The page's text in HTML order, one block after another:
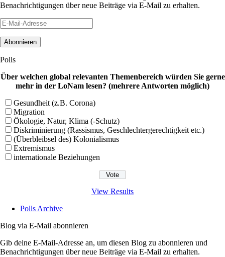
Benachrichtigungen über neue Beiträge via E-Mail zu erhalten.
E-
Adresse
Polls
Über welchen global relevanten Themenbereich würden Sie gerne
mehr in der LoNam lesen? (mehrere Antworten möglich)
Gesundheit (z.B. Corona)
Migration
Ökologie, Natur, Klima (-Schutz)
Diskriminierung (Rassismus, Geschlechtergerechtigkeit etc.)
(Überbleibsel des) Kolonialismus
Extremismus
internationale Beziehungen
View Results
Polls Archive
Blog via E-Mail abonnieren
Gib deine E-Mail-Adresse an, um diesen Blog zu abonnieren und
Benachrichtigungen über neue Beiträge via E-Mail zu erhalten.